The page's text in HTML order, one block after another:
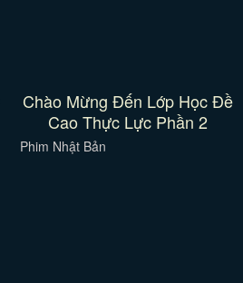
Chào Mừng Đến Lớp Học Đề
Cao Thực Lực Phần 2
Phim Nhật Bản